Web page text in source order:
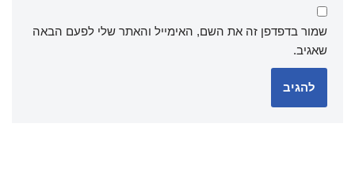
שמור בדפדפן זה את השם, האימייל והאתר שלי לפעם הבאה
שאגיב.